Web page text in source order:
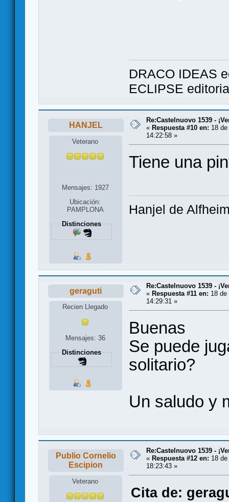
DRACO IDEAS
ECLIPSE
HANJEL
Veterano
Mensajes: 1927
Ubicación:
PAMPLONA
Distinciones
Re:Castelnuovo 1539 -
« Respuesta #10 en: 18
14:22:58 »
Tiene una
Hanjel de
geraguti
Recien Llegado
Mensajes: 36
Distinciones
Re:Castelnuovo 1539 -
« Respuesta #11 en: 18 de
14:29:31 »
Buenas
Se puede
solitario?
Un saludo y
Publio Cornelio
Escipion
Veterano
Re:Castelnuovo 1539 -
« Respuesta #12 en: 18
18:23:43 »
Cita de: